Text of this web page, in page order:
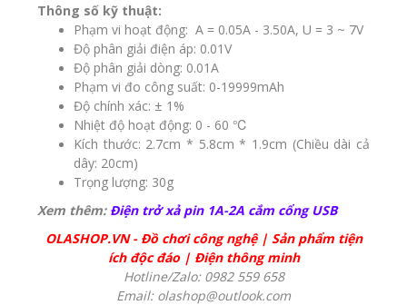
Thông số kỹ thuật:
Phạm vi hoạt động: A = 0.05A - 3.50A, U = 3 ~ 7V
Độ phân giải điện áp: 0.01V
Độ phân giải dòng: 0.01A
Phạm vi đo công suất: 0-19999mAh
Độ chính xác: ± 1%
Nhiệt độ hoạt động: 0 - 60 ℃
Kích thước: 2.7cm * 5.8cm * 1.9cm (Chiều dài cả
dây: 20cm)
Trọng lượng: 30g
Xem thêm: Điện trở xả pin 1A-2A cắm cổng USB
OLASHOP.VN- Đồ chơi công nghệ| Sản phẩm tiện
ích độc đáo| Điện thông minh
Hotline/Zalo: 0982 559 658
Email: olashop@outlook.com